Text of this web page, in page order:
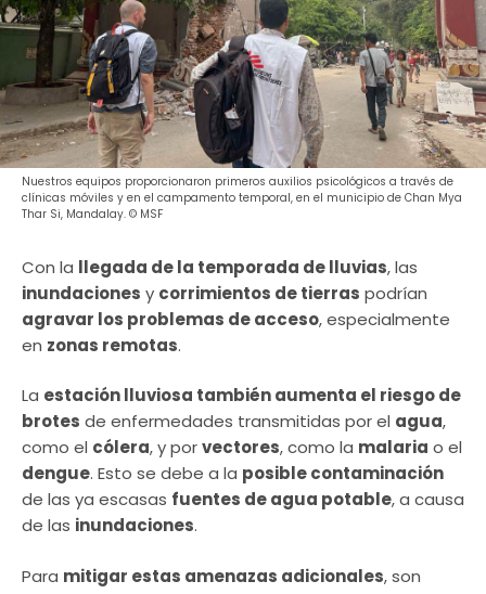
Nuestros equipos proporcionaron primeros auxilios psicológicos a través de
clínicas móviles y en el campamento temporal, en el municipio de Chan Mya
Thar Si, Mandalay. © MSF
Con la llegada de la temporada de lluvias, las
inundaciones y corrimientos de tierras podrían
agravar los problemas de acceso, especialmente
en zonas remotas.
La estación lluviosa también aumenta el riesgo de
brotes de enfermedades transmitidas por el agua,
como el cólera, y porvectores, como la malaria o el
dengue. Esto se debe a la posible contaminación
de las ya escasas fuentes de agua potable, a causa
de las inundaciones.
Para mitigar estas amenazas adicionales, son